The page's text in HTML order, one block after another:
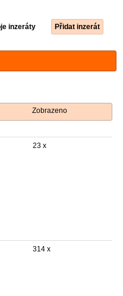
inzeráty Přidat inzerát
Zobrazeno
23 x
314 x